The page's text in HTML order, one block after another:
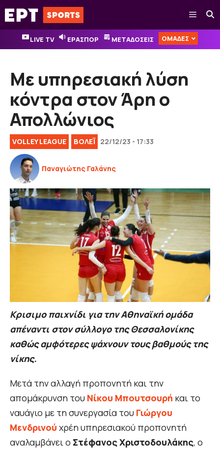
Μετάβαση
σε
περιεχόμενο
Μενού
LIVE TV ΕΡΑΣΠΟΡ ΜΕΤΑΔΟΣΕΙΣ ΟΜΑΔΕΣ
Με υπηρεσιακή λύση
κόντρα στον Άρη ο
Απολλώνιος
VOLLEY LEAGUE ΒOΛΕΪ 22/12/23 - 17:33
Παναγιώτης Γαλάνης
Κρισιμο παιχνίδι για την Αθηναϊκή ομάδα
απέναντι στον σύλλογο της Θεσσαλονίκης
καθώς αμφότερες ψάχνουν τους βαθμούς της
νίκης.
Μετά την αλλαγή προπονητή και την
απομάκρυνση του Νίκου Μπουτσουρή και το
ναυάγιο με τη συνεργασία του Γιώργου
Μενδρινού χρέη υπηρεσιακού προπονητή
αναλαμβάνει ο Στέφανος Χριστοδουλάκης, ο